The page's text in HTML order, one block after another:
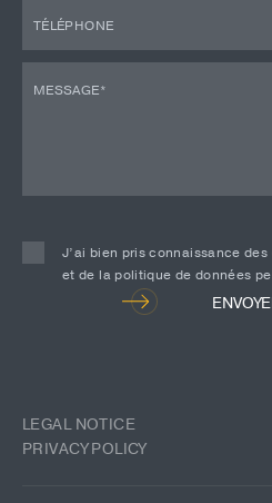
J’ai bien pris connaissance
et de la politique de données
LEGAL NOTICE
PRIVACY POLICY